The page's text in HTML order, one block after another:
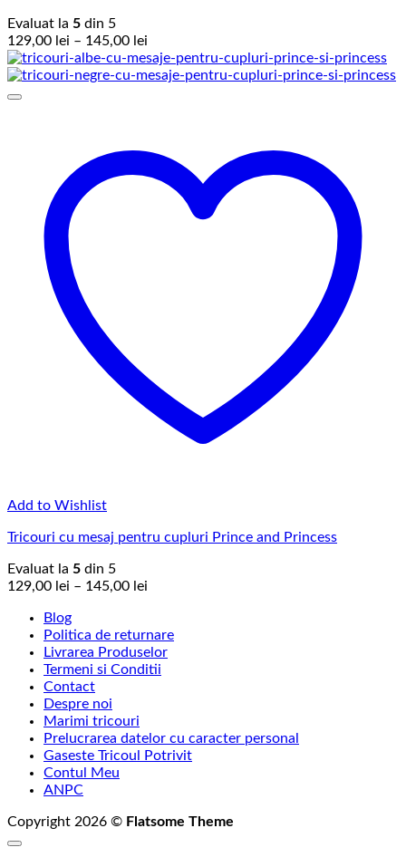
Evaluat la 5 din 5
129,00 lei – 145,00 lei
de
prețuri:
Add to Wishlist
Tricouri cu mesaj pentru cupluri Prince and Princess
Evaluat la 5 din 5
129,00 lei – 145,00 lei
129,00 lei
până
la
Blog
Politica de returnare
Livrarea Produselor
Termeni si Conditii
Contact
Despre noi
Marimi tricouri
Prelucrarea datelor cu caracter personal
Gaseste Tricoul Potrivit
Contul Meu
ANPC
Copyright 2026 © Flatsome Theme